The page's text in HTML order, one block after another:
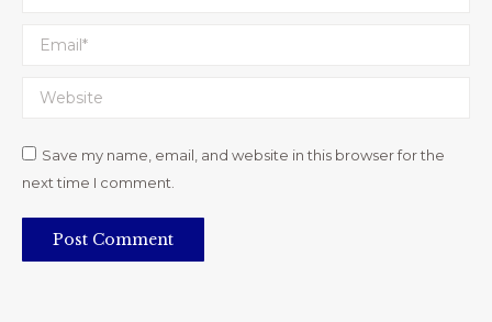
Email *
Website
Save my name, email, and website in this browser for the
next time I comment.
Post Comment